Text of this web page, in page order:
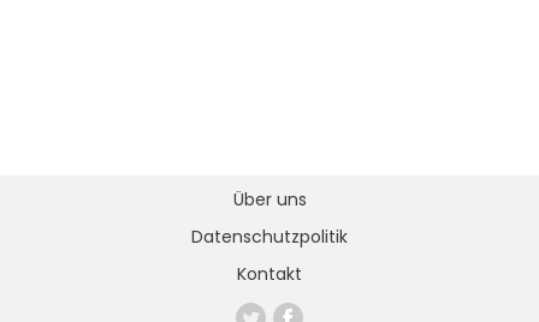
Über uns
Datenschutzpolitik
Kontakt